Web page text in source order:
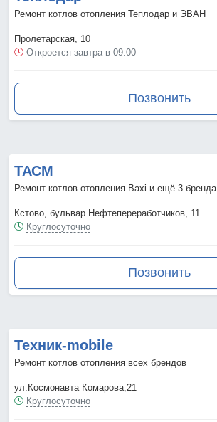
Ремонт котлов отопления Теплодар и ЭВАН
Пролетарская, 10
Откроется завтра в 09:00
Позвонить
ТАСМ
Ремонт котлов отопления Baxi и ещё 3 бренда
Кстово, бульвар Нефтепереработчиков, 11
Круглосуточно
Позвонить
Техник-mobile
Ремонт котлов отопления всех брендов
ул.Космонавта Комарова,21
Круглосуточно